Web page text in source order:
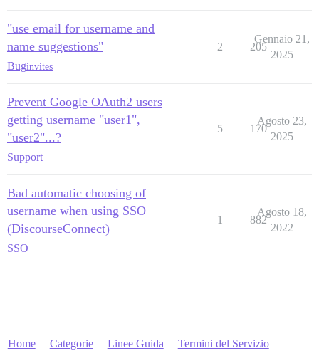
"use email for username and
name suggestions"
Buginvites
2 205
Gennaio 21,
2025
Prevent Google OAuth2 users
getting username "user1",
"user2"...?
Support
5 170
Agosto 23,
2025
Bad automatic choosing of
username when using SSO
(DiscourseConnect)
SSO
1 882
Agosto 18,
2022
Home Categorie Linee Guida Termini del Servizio